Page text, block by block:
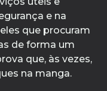
e na
que procuram
de forma um
que, às vezes,
na manga.